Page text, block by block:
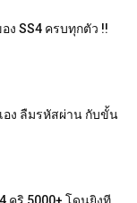
ง SS4 ครบทุกตัว !!
อง ลืมรหัสผ่าน กับขั้น